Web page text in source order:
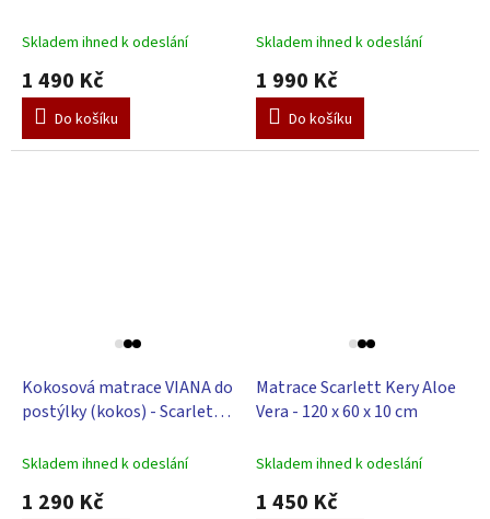
Skladem ihned k odeslání
1 490 Kč
Do košíku
Skladem ihned k odeslání
1 990 Kč
Do košíku
Kokosová matrace VIANA do
postýlky (kokos) - Scarlett
Skladem ihned k odeslání
1 290 Kč
Matrace Scarlett Kery Aloe
Vera - 120 x 60 x 10 cm
Skladem ihned k odeslání
1 450 Kč